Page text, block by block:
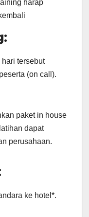
harap
hari tersebut
(on call).
paket in house
dapat
perusahaan.
ke hotel*.